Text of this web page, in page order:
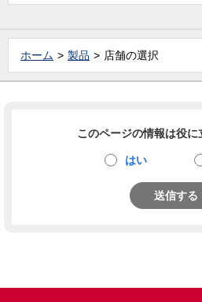
ホーム 製品 店舗の選択
このページの情報は役に
はい
送信する